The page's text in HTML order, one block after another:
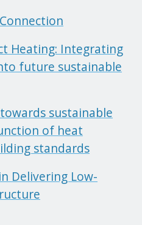
Heating: Integrating
future sustainable
sustainable
of heat
standards
Delivering Low-